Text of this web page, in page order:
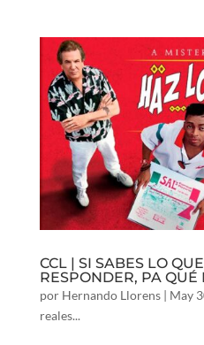
CCL | SI SABES LO
RESPONDER, PA QUÉ
por Hernando Llorens| May
reales...